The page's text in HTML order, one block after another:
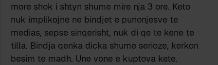
more shok i shtyn shume mire nja 3 ore. Keto
nuk implikojne ne bindjet e punonjesve te
medias, sepse sinqerisht, nuk di qe te kene te
tilla. Bindja qenka dicka shume serioze, kerkon
besim te madh. Une vone e kuptova kete.